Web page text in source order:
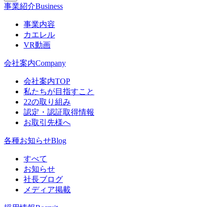
事業紹介Business
事業内容
カエレル
VR動画
会社案内Company
会社案内TOP
私たちが目指すこと
22の取り組み
認定・認証取得情報
お取引先様へ
各種お知らせBlog
すべて
お知らせ
社長ブログ
メディア掲載